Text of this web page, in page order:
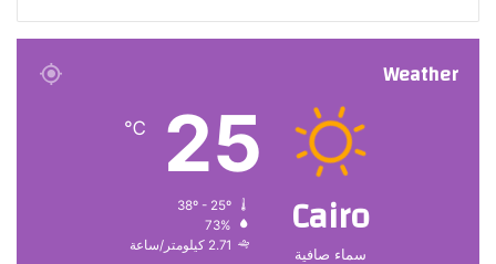
Weather
Cairo
سماء صافية
25
℃
73%
2.71 كيلومتر/ساعة